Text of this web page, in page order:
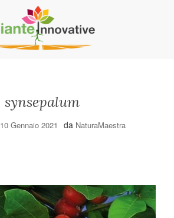
synsepalum
10 Gennaio 2021 da NaturaMaestra